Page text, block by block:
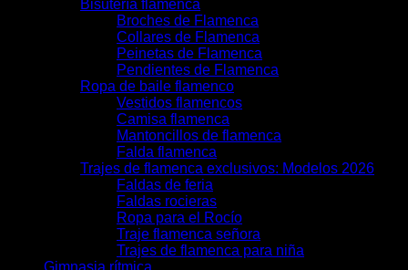
Bisutería flamenca
Broches de Flamenca
Collares de Flamenca
Peinetas de Flamenca
Pendientes de Flamenca
Ropa de baile flamenco
Vestidos flamencos
Camisa flamenca
Mantoncillos de flamenca
Falda flamenca
Trajes de flamenca exclusivos: Modelos 2026
Faldas de feria
Faldas rocieras
Ropa para el Rocío
Traje flamenca señora
Trajes de flamenca para niña
Gimnasia rítmica